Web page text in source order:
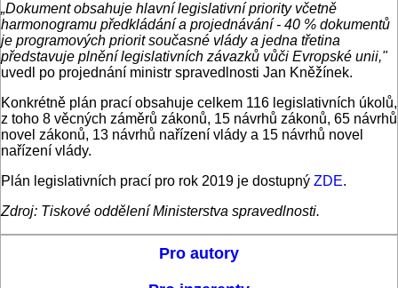
„Dokument obsahuje hlavní legislativní priority včetně
harmonogramu předkládání a projednávání - 40 % dokumentů
je programových priorit současné vlády a jedna třetina
představuje plnění legislativních závazků vůči Evropské unii,"
uvedl po projednání ministr spravedlnosti Jan Kněžínek.
Konkrétně plán prací obsahuje celkem 116 legislativních úkolů,
z toho 8 věcných záměrů zákonů, 15 návrhů zákonů, 65 návrhů
novel zákonů, 13 návrhů nařízení vlády a 15 návrhů novel
nařízení vlády.
Plán legislativních prací pro rok 2019 je dostupný ZDE.
Zdroj: Tiskové oddělení Ministerstva spravedlnosti.
Pro autory